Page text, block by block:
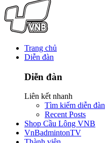
Trang chủ
Diễn đàn
Diễn đàn
Liên kết nhanh
Tìm kiếm diễn đàn
Recent Posts
Shop Cầu Lông VNB
VnBadmintonTV